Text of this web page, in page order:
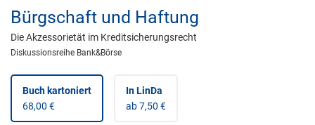
Bürgschaft und Haftung
Die Akzessorietät im Kreditsicherungsrecht
Diskussionsreihe Bank&Börse
Buch kartoniert
68,00 €
In LinDa
ab 7,50 €